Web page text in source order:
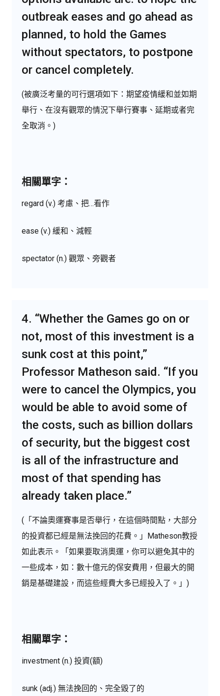
outbreak eases and go ahead as
planned, to hold the Games
without spectators, to postpone
or cancel completely.
(被廣泛考量的可行選項如下：期望疫情緩和並如期
舉行、在沒有觀眾的情況下舉行賽事、延期或者完
全取消。)
相關單字：
regard (v.) 考慮、把…看作
ease (v.) 緩和、減輕
spectator (n.) 觀眾、旁觀者
4. “Whether the Games go on or
not, most of this investment is a
sunk cost at this point,”
Professor Matheson said. “If you
were to cancel the Olympics, you
would be able to avoid some of
the costs, such as billion dollars
of security, but the biggest cost
is all of the infrastructure and
most of that spending has
already taken place.”
(「不論奧運賽事是否舉行，在這個時間點，大部分
的投資都已經是無法挽回的花費。」Matheson教授
如此表示。「如果要取消奧運，你可以避免其中的
一些成本，如：數十億元的保安費用，但最大的開
銷是基礎建設，而這些經費大多已經投入了。」)
相關單字：
investment (n.) 投資(額)
sunk (adj.) 無法挽回的、完全毀了的